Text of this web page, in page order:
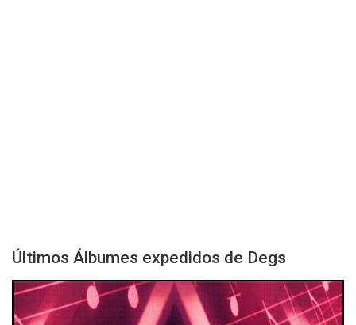
Últimos Álbumes expedidos de Degs